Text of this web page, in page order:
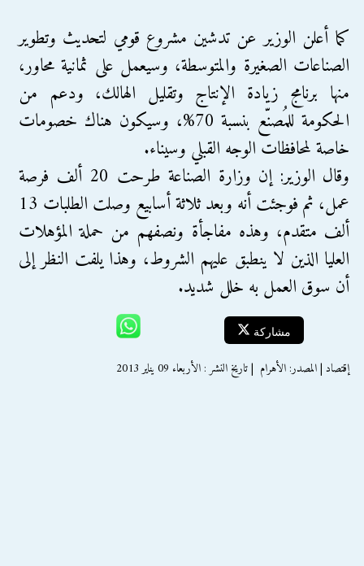
كما أعلن الوزير عن تدشين مشروع قومي لتحديث وتطوير
الصناعات الصغيرة والمتوسطة، وسيعمل على ثمانية محاور،
منها برنامج زيادة الإنتاج وتقليل الهالك، ودعم من
الحكومة للمُصنّع بنسبة 70%، وسيكون هناك خصومات
خاصة لمحافظات الوجه القبلي وسيناء.
وقال الوزير: إن وزارة الصناعة طرحت 20 ألف فرصة
عمل، ثم فوجئت أنه وبعد ثلاثة أسابيع وصلت الطلبات 13
ألف متقدم، وهذه مفاجأة ونصفهم من حملة المؤهلات
العليا الذين لا ينطبق عليهم الشروط، وهذا يلفت النظر إلى
أن سوق العمل به خلل شديد.
مشاركة
إقتصاد | المصدر: الأهرام ‎ | تاريخ النشر : الأربعاء 09 يناير 2013